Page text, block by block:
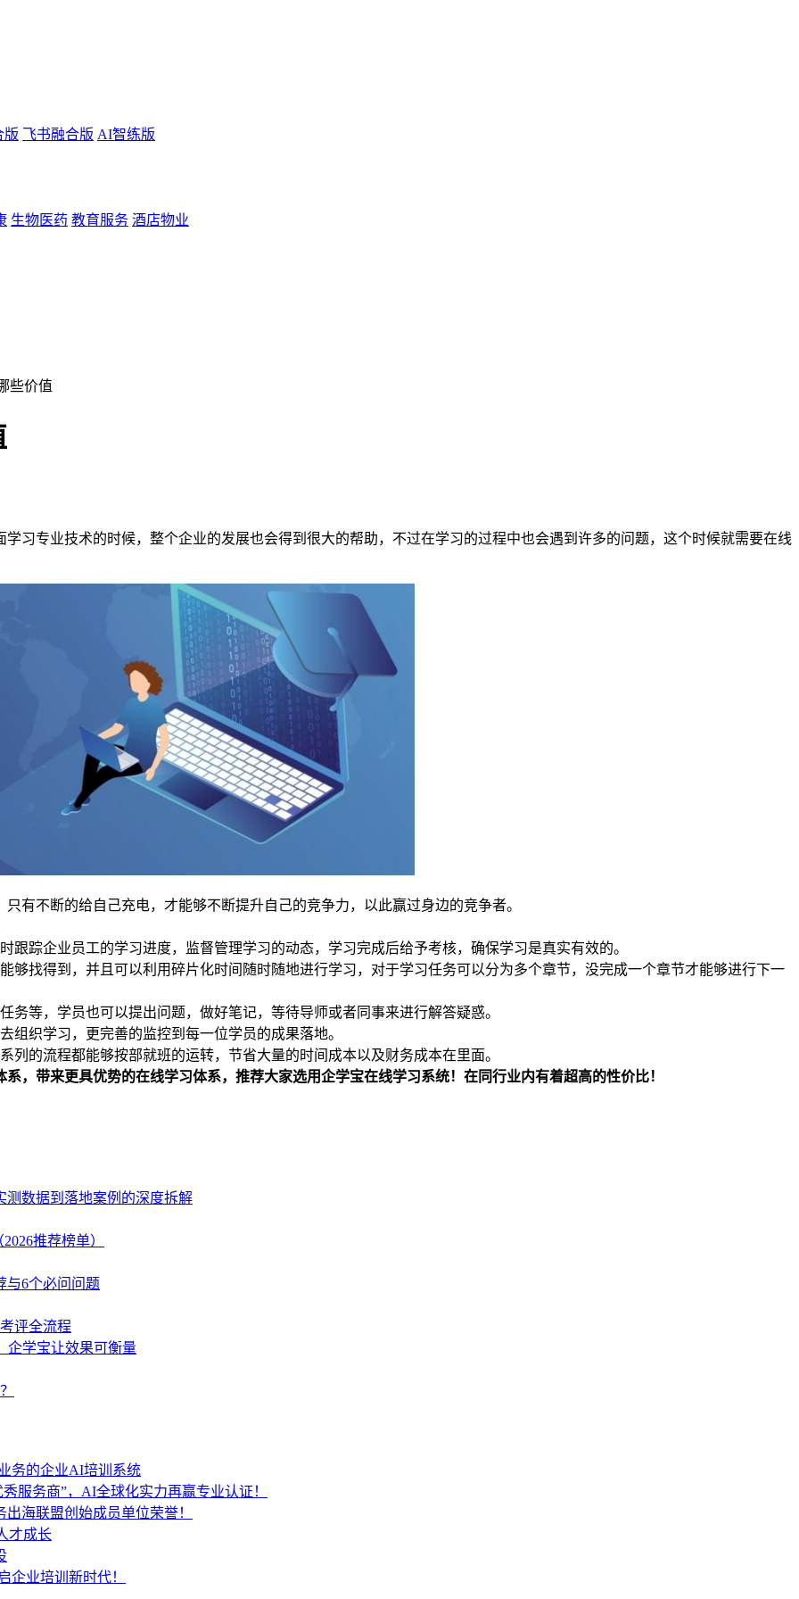
版 飞书融合版 AI智练版
生物医药 教育服务 酒店物业
些价值
习专业技术的时候，整个企业的发展也会得到很大的帮助，不过在学习的过程中也会遇到许多的问题，这个时候就需要在线
有不断的给自己充电，才能够不断提升自己的竞争力，以此赢过身边的竞争者。
踪企业员工的学习进度，监督管理学习的动态，学习完成后给予考核，确保学习是真实有效的。
够找得到，并且可以利用碎片化时间随时随地进行学习，对于学习任务可以分为多个章节，没完成一个章节才能够进行下一
等，学员也可以提出问题，做好笔记，等待导师或者同事来进行解答疑惑。
组织学习，更完善的监控到每一位学员的成果落地。
的流程都能够按部就班的运转，节省大量的时间成本以及财务成本在里面。
，带来更具优势的在线学习体系，推荐大家选用企学宝在线学习系统！在同行业内有着超高的性价比！
测数据到落地案例的深度拆解
推荐榜单）
与6个必问问题
评全流程
企学宝让效果可衡量
务的企业AI培训系统
服务商”，AI全球化实力再赢专业认证！
海联盟创始成员单位荣誉！
才成长
企业培训新时代！